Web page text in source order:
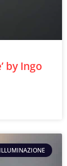
by Ingo
ILLUMINAZIONE